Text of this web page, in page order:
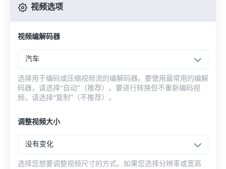
视频选项
视频编解码器
汽车
选择用于编码或压缩视频流的编解码器。要使用最常用的编解
码器，请选择“自动”（推荐）。要进行转换但不重新编码视
频，请选择“复制”（不推荐）。
调整视频大小
没有变化
选择您想要调整视频尺寸的方式。如果您选择分辨率或宽高